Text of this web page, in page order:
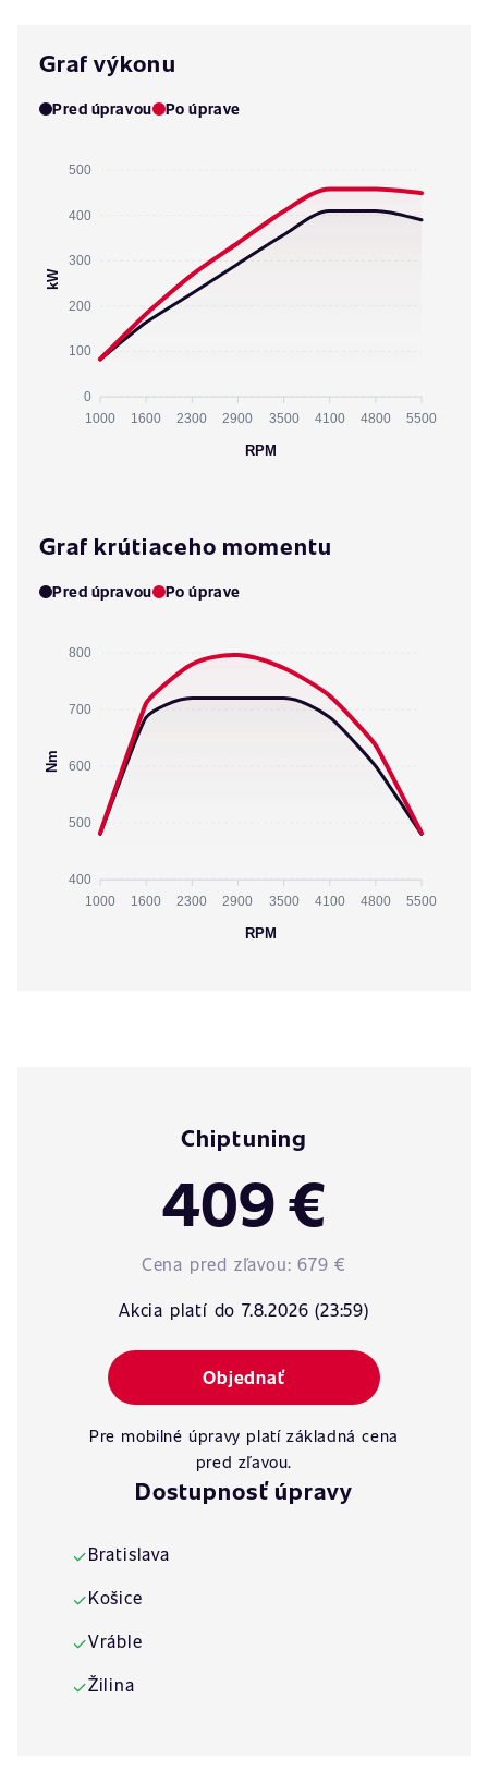
Graf výkonu
Pred úpravou Po úprave
500
400
300
200
100
0
kW
1000 1600 2300 2900 3500 4100 4800 5500
RPM
Graf krútiaceho momentu
Pred úpravou Po úprave
800
700
600
500
400
Nm
1000 1600 2300 2900 3500 4100 4800 5500
RPM
Chiptuning
409 €
Cena pred zľavou:679 €
Akcia platí do 7.8.2026 (23:59)
Objednať
Pre mobilné úpravy platí základná cena
pred zľavou.
Dostupnosť úpravy
✓Bratislava
✓Košice
✓Vráble
✓Žilina